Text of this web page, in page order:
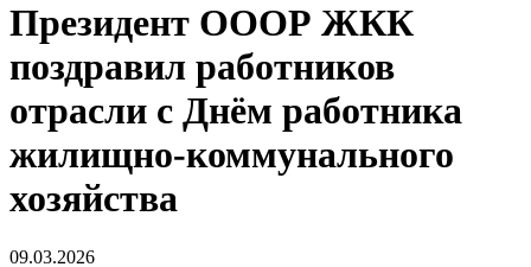
Президент ОООР ЖКК
поздравил работников
отрасли с Днём работника
жилищно-коммунального
хозяйства
09.03.2026